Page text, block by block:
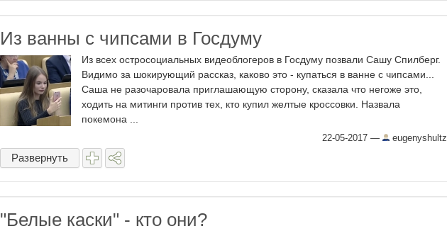
Из ванны с чипсами в Госдуму
Из всех остросоциальных видеоблогеров в Госдуму позвали Сашу Спилберг.
Видимо за шокирующий рассказ, каково это - купаться в ванне с чипсами...
Саша не разочаровала приглашающую сторону, сказала что негоже это,
ходить на митинги против тех, кто купил желтые кроссовки. Назвала
покемона ...
22-05-2017 — eugenyshultz
Развернуть
"Белые каски" - кто они?